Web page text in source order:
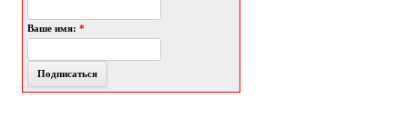
Ваше имя: *